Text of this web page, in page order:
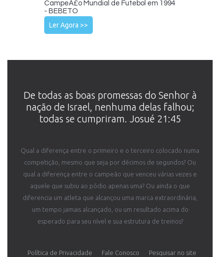
CampeÃ£o Mundial de Futebol em 1994
- BEBETO
Ler Agora >>
De todas as boas promessas do ­Senhor à
nação de Israel, nenhuma delas falhou;
todas se cumpriram. Josué 21:45
Qual a diferença entre o primeiro e o terceiro colocado numa
competição, mesmo que seja por décimos de segundos? Ou
qual a diferença entre o campeão que venceu várias vezes e
aquele que subiu ao pódio apenas uma? Ou ainda o que
diferencia um atleta que alcançou uma marca extraordinária,
um tempo jamais alcançado, ou um resultado acima do
esperado para seu nível e sua estrutura de treinos?
Política de Privacidade Fale Conosco Pesquisar no site